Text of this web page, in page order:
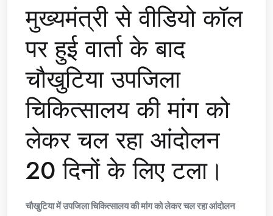
मुख्यमंत्री से वीडियो कॉल
पर हुई वार्ता के बाद
चौखुटिया उपजिला
चिकित्सालय की मांग को
लेकर चल रहा आंदोलन
20 दिनों के लिए टला।
चौखुटिया में उपजिला चिकित्सालय की मांग को लेकर चल रहा आंदोलन